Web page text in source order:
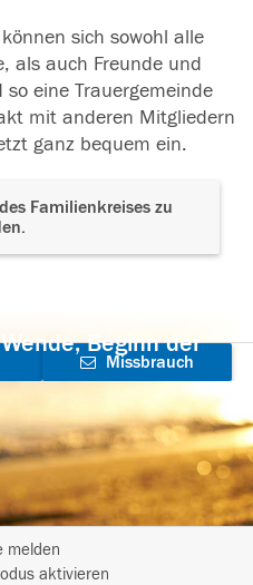
sich sowohl alle
als auch Freunde und
eine Trauergemeinde
mit anderen Mitgliedern
ganz bequem ein.
Familienkreises zu
Beginn der
Missbrauch
melden
aktivieren